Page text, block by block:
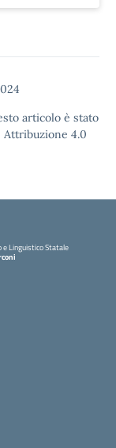
articolo è stato
Attribuzione 4.0
e Linguistico Statale